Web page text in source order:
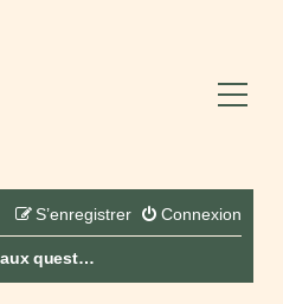
Connexion
S’enregistrer
Foire aux questions (Questions posées fréquemment)